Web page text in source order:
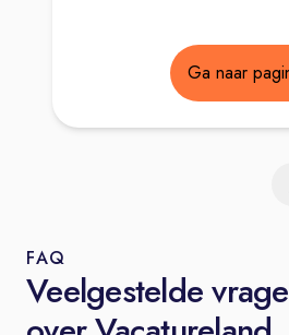
Ga naar
FAQ
Veelgestelde